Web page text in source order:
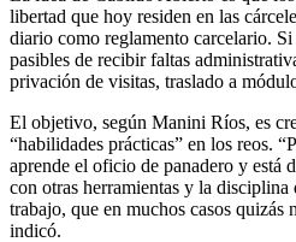
libertad que hoy residen en las
diario como reglamento carcelario.
pasibles de recibir faltas
privación de visitas, traslado a
El objetivo, según Manini Ríos, es
“habilidades prácticas” en los reos.
aprende el oficio de panadero y está
con otras herramientas y la disciplina
trabajo, que en muchos casos quizás
indicó.